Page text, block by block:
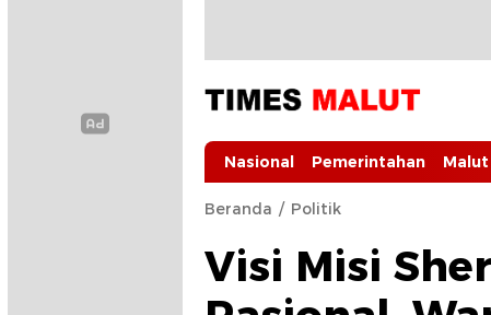
Times Malut
Berita Maluku Utara Terbaru
Nasional Pemerintahan Malut
Beranda Politik
Visi Misi